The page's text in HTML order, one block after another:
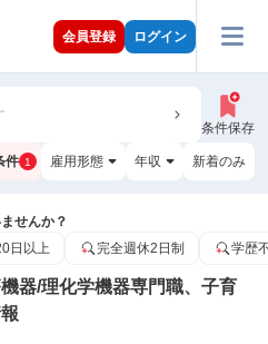
会員登録 ログイン
条件保存
件 1 雇用形態 年収 新着のみ
せんか？
日以上 完全週休2日制 学歴
器/理化学機器専門職、子育